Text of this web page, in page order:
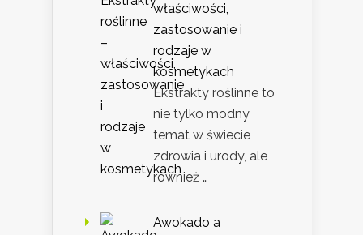
właściwości,
zastosowanie i
rodzaje w
kosmetykach
Ekstrakty roślinne to
nie tylko modny
temat w świecie
zdrowia i urody, ale
również …
Awokado a